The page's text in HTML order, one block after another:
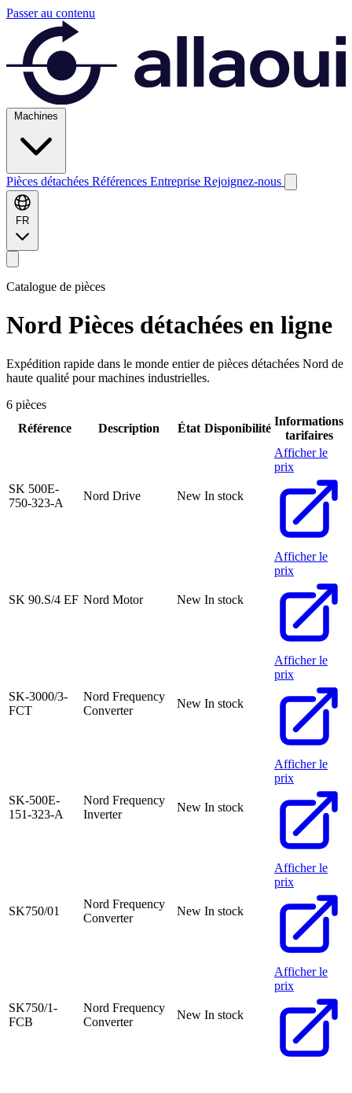
Passer au contenu
Machines
Pièces détachées Références Entreprise Rejoignez-nous
FR
Catalogue de pièces
Nord Pièces détachées en ligne
Expédition rapide dans le monde entier de pièces détachées Nord de
haute qualité pour machines industrielles.
6 pièces
Référence
Description État Disponibilité
Informations
tarifaires
SK 500E-
750-323-A
Nord Drive New In stock
Afficher le
prix
SK 90.S/4 EF Nord Motor New In stock
Afficher le
prix
SK-3000/3-
FCT
Nord Frequency
Converter
New In stock
Afficher le
prix
SK-500E-
151-323-A
Nord Frequency
Inverter
New In stock
Afficher le
prix
SK750/01
Nord Frequency
Converter
New In stock
Afficher le
prix
SK750/1-
FCB
Nord Frequency
Converter
New In stock
Afficher le
prix